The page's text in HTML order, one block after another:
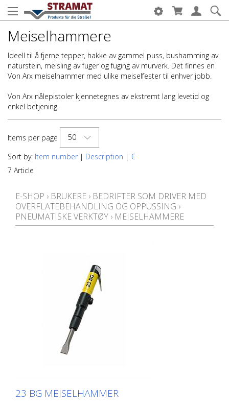
Meiselhammere
Ideell til å fjerne tepper, hakke av gammel puss, bushamming av
naturstein, meisling av fuger og fuging av murverk. Det finnes en
Von Arx meiselhammer med ulike meiselfester til enhver jobb.
Von Arx nålepistoler kjennetegnes av ekstremt lang levetid og
enkel betjening.
Items per page
50
Sort by: Item number | Description | €
7 Article
E-SHOP › BRUKERE › BEDRIFTER SOM DRIVER MED
OVERFLATEBEHANDLING OG OPPUSSING ›
PNEUMATISKE VERKTØY › MEISELHAMMERE
23 BG MEISELHAMMER